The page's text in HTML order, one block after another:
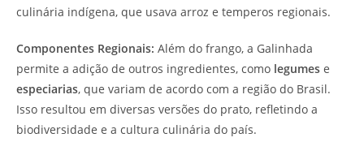
culinária indígena, que usava arroz e temperos regionais.
Componentes Regionais: Além do frango, a Galinhada
permite a adição de outros ingredientes, como legumes e
especiarias, que variam de acordo com a região do Brasil.
Isso resultou em diversas versões do prato, refletindo a
biodiversidade e a cultura culinária do país.